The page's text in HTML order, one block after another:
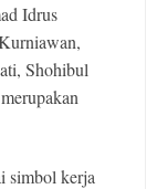
Idrus
Shohibul
simbol kerja